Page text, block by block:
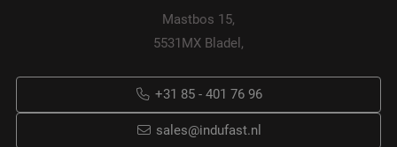
Mastbos 15,
5531MX Bladel,
+31 85 - 401 76 96
sales@indufast.nl